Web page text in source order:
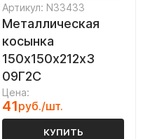
Артикул: N33433
Металлическая
косынка
150х150х212х3
09Г2С
Цена:
41руб./шт.
КУПИТЬ